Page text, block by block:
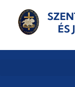
ÉS